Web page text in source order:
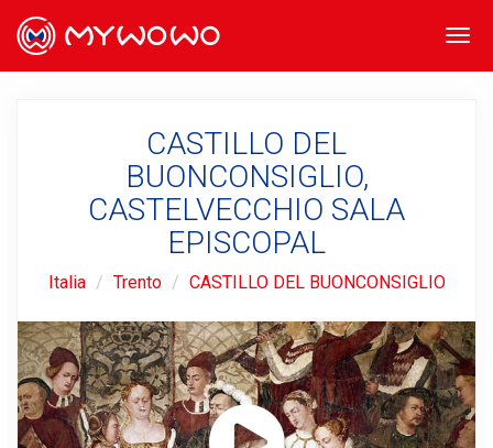
CASTILLO DEL
BUONCONSIGLIO,
CASTELVECCHIO SALA
EPISCOPAL
Italia Trento CASTILLO DEL BUONCONSIGLIO